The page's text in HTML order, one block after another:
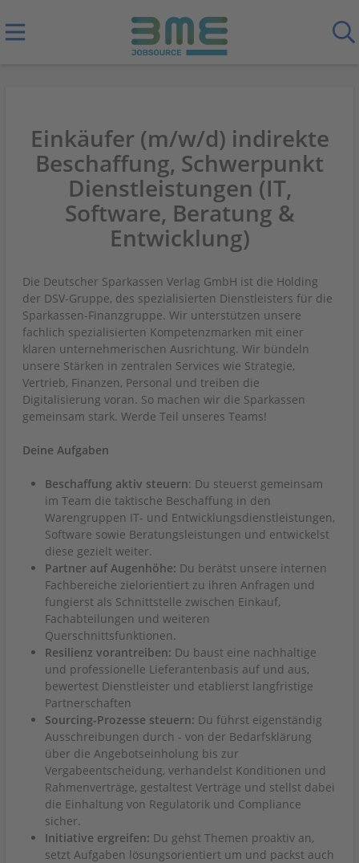
Einkäufer (m/w/d) indirekte
Beschaffung, Schwerpunkt
Dienstleistungen (IT,
Software, Beratung &
Entwicklung)
Die Deutscher Sparkassen Verlag GmbH ist die Holding
der DSV-Gruppe, des spezialisierten Dienstleisters für die
Sparkassen-Finanzgruppe. Wir unterstützen unsere
fachlich spezialisierten Kompetenzmarken mit einer
klaren unternehmerischen Ausrichtung. Wir bündeln
unsere Stärken in zentralen Services wie Strategie,
Vertrieb, Finanzen, Personal und treiben die
Digitalisierung voran. So machen wir die Sparkassen
gemeinsam stark. Werde Teil unseres Teams!
Deine Aufgaben
Beschaffung aktiv steuern: Du steuerst gemeinsam
im Team die taktische Beschaffung in den
Warengruppen IT- und Entwicklungsdienstleistungen,
Software sowie Beratungsleistungen und entwickelst
diese gezielt weiter.
Partner auf Augenhöhe: Du berätst unsere internen
Fachbereiche zielorientiert zu ihren Anfragen und
fungierst als Schnittstelle zwischen Einkauf,
Fachabteilungen und weiteren
Querschnittsfunktionen.
Resilienz vorantreiben: Du baust eine nachhaltige
und professionelle Lieferantenbasis auf und aus,
bewertest Dienstleister und etablierst langfristige
Partnerschaften
Sourcing-Prozesse steuern: Du führst eigenständig
Ausschreibungen durch - von der Bedarfsklärung
über die Angebotseinholung bis zur
Vergabeentscheidung, verhandelst Konditionen und
Rahmenverträge, gestaltest Verträge und stellst dabei
die Einhaltung von Regulatorik und Compliance
sicher.
Initiative ergreifen: Du gehst Themen proaktiv an,
setzt Aufgaben lösungsorientiert um und packst auch